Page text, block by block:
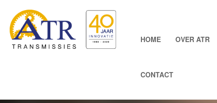
HOME OVER ATR
CONTACT